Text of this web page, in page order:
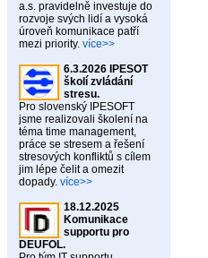
a.s. pravidelně investuje do
rozvoje svých lidí a vysoká
úroveň komunikace patří
mezi priority. více>>
6.3.2026 IPESOT
školí zvládání
stresu.
Pro slovenský IPESOFT
jsme realizovali školení na
téma time management,
práce se stresem a řešení
stresových konfliktů s cílem
jim lépe čelit a omezit
dopady. více>>
18.12.2025
Komunikace
supportu pro
DEUFOL.